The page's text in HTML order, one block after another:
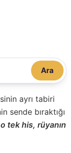
Ara
ayrı tabiri
sende bıraktığı
tek his, rüyanın